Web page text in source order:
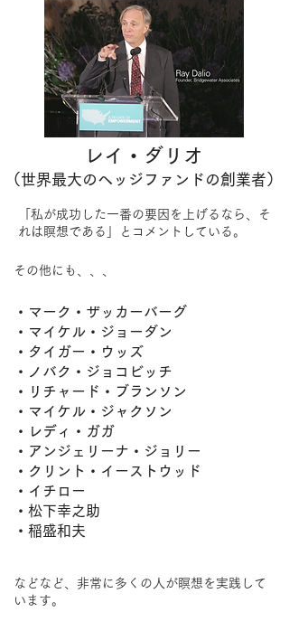
レイ・ダリオ
（世界最大のヘッジファンドの創業者）
「私が成功した一番の要因を上げるなら、そ
れは瞑想である」とコメントしている。
​その他にも、、、
・マーク・ザッカーバーグ
・マイケル・ジョーダン
・タイガー・ウッズ
・ノバク・ジョコビッチ
・リチャード・ブランソン
・マイケル・ジャクソン
・レディ・ガガ
・アンジェリーナ・ジョリー
・クリント・イーストウッド
・イチロー
・松下幸之助
・稲盛和夫
などなど、非常に多くの人が瞑想を実践して
います。